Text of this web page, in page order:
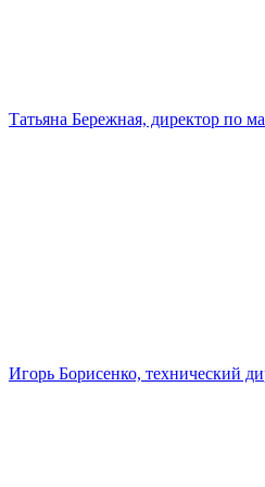
Татьяна Бережная, директор по
Игорь Борисенко, технический